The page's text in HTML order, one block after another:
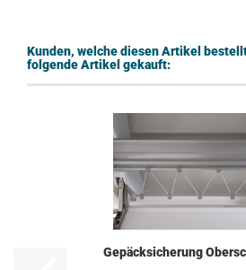
Kunden, welche diesen Artikel
folgende Artikel gekauft:
Gepäcksicherung